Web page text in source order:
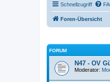
Schnellzugriff
Foren-Übersicht
FORUM
N47 - OV
Moderator: